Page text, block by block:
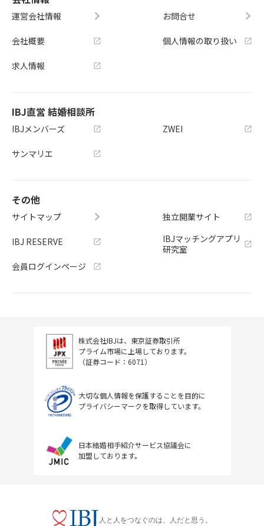
運営会社情報
会社概要
求人情報
お問合せ
個人情報の取り扱い
IBJ直営 結婚相談所
IBJメンバーズ
サンマリエ
ZWEI
その他
サイトマップ
IBJ RESERVE
会員ログインページ
独立開業サイト
IBJマッチングアプリ
研究室
株式会社IBJは、東京証券取引所
プライム市場に上場しております。
（証券コード：6071）
大切な個人情報を保護することを目的に
プライバシーマークを取得しています。
日本結婚相手紹介サービス協議会に
加盟しております。
人と人をつなぐのは、人だと思う。